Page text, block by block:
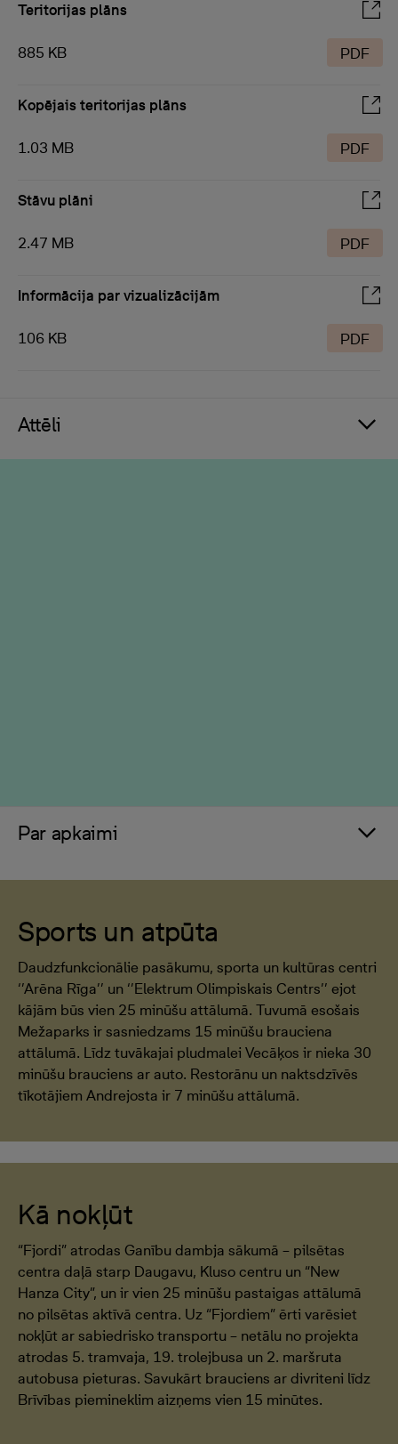
Teritorijas plāns
885 KB PDF
Kopējais teritorijas plāns
1.03 MB PDF
Stāvu plāni
2.47 MB PDF
Informācija par vizualizācijām
106 KB PDF
Attēli
Par apkaimi
Sports un atpūta
Daudzfunkcionālie pasākumu, sporta un kultūras centri
‘’Arēna Rīga’’ un ‘’Elektrum Olimpiskais Centrs’’ ejot
kājām būs vien 25 minūšu attālumā. Tuvumā esošais
Mežaparks ir sasniedzams 15 minūšu brauciena
attālumā. Līdz tuvākajai pludmalei Vecāķos ir nieka 30
minūšu brauciens ar auto. Restorānu un naktsdzīvēs
tīkotājiem Andrejosta ir 7 minūšu attālumā.
Kā nokļūt
“Fjordi” atrodas Ganību dambja sākumā – pilsētas
centra daļā starp Daugavu, Kluso centru un “New
Hanza City”, un ir vien 25 minūšu pastaigas attālumā
no pilsētas aktīvā centra. Uz “Fjordiem” ērti varēsiet
nokļūt ar sabiedrisko transportu – netālu no projekta
atrodas 5. tramvaja, 19. trolejbusa un 2. maršruta
autobusa pieturas. Savukārt brauciens ar divriteni līdz
Brīvības piemineklim aizņems vien 15 minūtes.